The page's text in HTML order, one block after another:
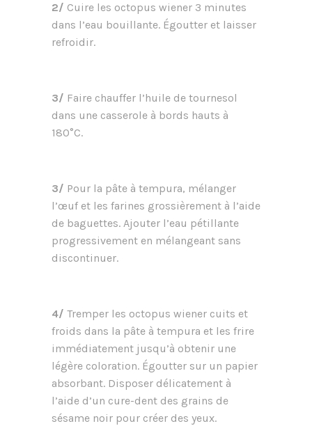
2/ Cuire les octopus wiener 3 minutes
dans l’eau bouillante. Égoutter et laisser
refroidir.
3/ Faire chauffer l’huile de tournesol
dans une casserole à bords hauts à
180°C.
3/ Pour la pâte à tempura, mélanger
l’œuf et les farines grossièrement à l’aide
de baguettes. Ajouter l’eau pétillante
progressivement en mélangeant sans
discontinuer.
4/ Tremper les octopus wiener cuits et
froids dans la pâte à tempura et les frire
immédiatement jusqu’à obtenir une
légère coloration. Égoutter sur un papier
absorbant. Disposer délicatement à
l’aide d’un cure-dent des grains de
sésame noir pour créer des yeux.